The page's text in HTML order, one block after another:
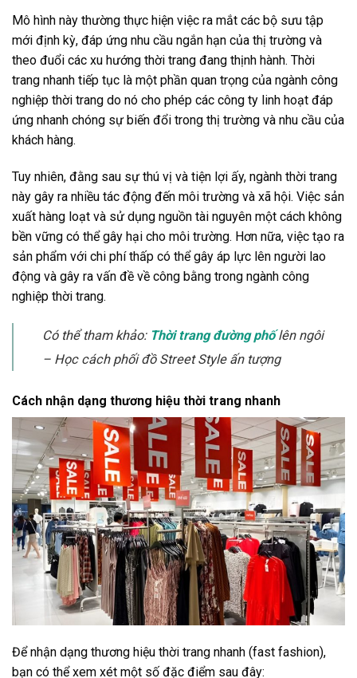
Mô hình này thường thực hiện việc ra mắt các bộ sưu tập
mới định kỳ, đáp ứng nhu cầu ngắn hạn của thị trường và
theo đuổi các xu hướng thời trang đang thịnh hành. Thời
trang nhanh tiếp tục là một phần quan trọng của ngành công
nghiệp thời trang do nó cho phép các công ty linh hoạt đáp
ứng nhanh chóng sự biến đổi trong thị trường và nhu cầu của
khách hàng.
Tuy nhiên, đằng sau sự thú vị và tiện lợi ấy, ngành thời trang
này gây ra nhiều tác động đến môi trường và xã hội. Việc sản
xuất hàng loạt và sử dụng nguồn tài nguyên một cách không
bền vững có thể gây hại cho môi trường. Hơn nữa, việc tạo ra
sản phẩm với chi phí thấp có thể gây áp lực lên người lao
động và gây ra vấn đề về công bằng trong ngành công
nghiệp thời trang.
Có thể tham khảo: Thời trang đường phốlên ngôi
– Học cách phối đồ Street Style ấn tượng
Cách nhận dạng thương hiệu thời trang nhanh
Để nhận dạng thương hiệu thời trang nhanh (fast fashion),
bạn có thể xem xét một số đặc điểm sau đây: